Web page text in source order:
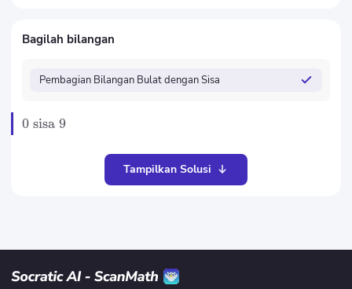
Bagilah bilangan
Pembagian Bilangan Bulat dengan Sisa
0 sisa 9
Tampilkan Solusi